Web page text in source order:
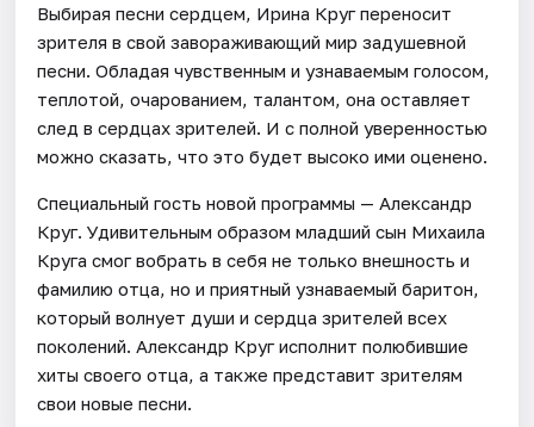
Выбирая песни сердцем, Ирина Круг переносит
зрителя в свой завораживающий мир задушевной
песни. Обладая чувственным и узнаваемым голосом,
теплотой, очарованием, талантом, она оставляет
след в сердцах зрителей. И с полной уверенностью
можно сказать, что это будет высоко ими оценено.
Специальный гость новой программы — Александр
Круг. Удивительным образом младший сын Михаила
Круга смог вобрать в себя не только внешность и
фамилию отца, но и приятный узнаваемый баритон,
который волнует души и сердца зрителей всех
поколений. Александр Круг исполнит полюбившие
хиты своего отца, а также представит зрителям
свои новые песни.